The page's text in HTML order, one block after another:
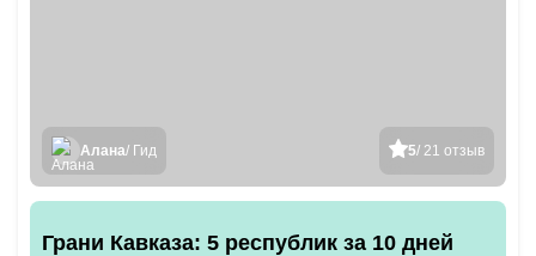
5/ 21 отзыв
Алана/ Гид
Грани Кавказа: 5 республик за 10 дней